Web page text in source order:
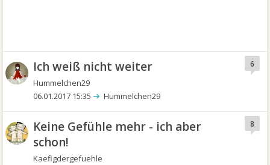
Ich weiß nicht weiter
Hummelchen29
6
06.01.2017 15:35 Hummelchen29
Keine Gefühle mehr - ich aber
schon!
Kaefigdergefuehle
8